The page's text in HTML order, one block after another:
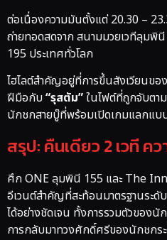
ต่อเนื่องความมันตั้งแต่ 20.30 –
ถ่ายทอดสดจากสนามมวยเวทีลุมพินี
195 ประเทศทั่วโลก
ไฮไลต์สำคัญอยู่ที่การขึ้นสังเวียนของ
ฝีมือกับ“รุสตัม”ในไฟต์ที่ถูกจับตา
นักชกสายบู๊ที่พร้อมเปิดเกมแลกแบ
สรุป: คืนเดียว 2 เวที ค
ศึก ONE ลุมพินี 155 และ The
อีเวนต์สำคัญที่สะท้อนมาตรฐานระ
ได้อย่างชัดเจน ทั้งการรวมตัวของ
การกลับมาทวงศักดิ์ศรีของนักชกร